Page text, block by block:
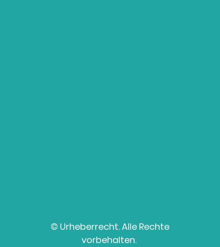
© Urheberrecht. Alle Rechte
vorbehalten.